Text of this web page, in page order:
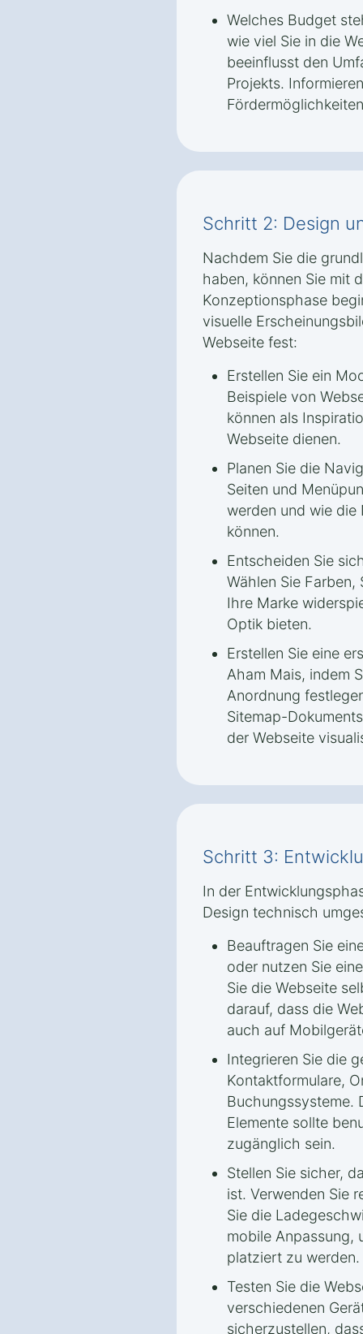
Welches Budget
wie viel Sie in die
beeinflusst den
Projekts.
Schritt 2: Design
Nachdem Sie die
haben, können Sie mit
Konzeptionsphase
visuelle
Webseite fest:
Erstellen Sie ein
Beispiele von
können als
Webseite dienen.
Planen Sie die
Seiten und
werden und wie
können.
Entscheiden Sie
Wählen Sie
Ihre Marke
Optik bieten.
Erstellen Sie eine
Aham Mais, indem
Anordnung
Sitemap-
der Webseite
Schritt 3:
In der
Design technisch
Beauftragen Sie
oder nutzen Sie
Sie die Webseite
darauf, dass die
auch auf
Integrieren Sie die
Kontaktformulare,
Buchungssysteme.
Elemente sollte
zugänglich sein.
Stellen Sie sicher,
ist. Verwenden Sie
Sie die
mobile Anpassung,
platziert zu werden.
Testen Sie die
verschiedenen
sicherzustellen,